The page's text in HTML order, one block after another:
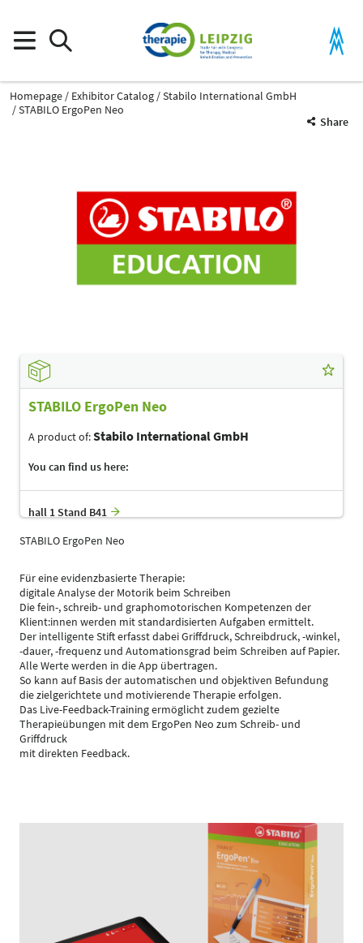
Homepage Exhibitor Catalog
Stabilo International GmbH
STABILO ErgoPen Neo
Share
STABILO ErgoPen Neo
A product of:Stabilo International GmbH
You can find us here:
hall 1 Stand B41
STABILO ErgoPen Neo
Für eine evidenzbasierte Therapie:
digitale Analyse der Motorik beim Schreiben
Die fein-, schreib- und graphomotorischen Kompetenzen der
Klient:innen werden mit standardisierten Aufgaben ermittelt.
Der intelligente Stift erfasst dabei Griffdruck, Schreibdruck, -winkel,
-dauer, -frequenz und Automationsgrad beim Schreiben auf Papier.
Alle Werte werden in die App übertragen.
So kann auf Basis der automatischen und objektiven Befundung
die zielgerichtete und motivierende Therapie erfolgen.
Das Live-Feedback-Training ermöglicht zudem gezielte
Therapieübungen mit dem ErgoPen Neo zum Schreib- und
Griffdruck
mit direkten Feedback.